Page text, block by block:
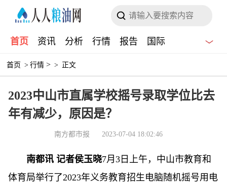
首页 资讯 分析 行情 报告 国际
首页 > 行情 > > 正文
2023中山市直属学校摇号录取学位比去
年有减少，原因是？
南方都市报 2023-07-04 18:02:46
南都讯 记者侯玉晓7月3日上午，中山市教育和
体育局举行了2023年义务教育招生电脑随机摇号用电